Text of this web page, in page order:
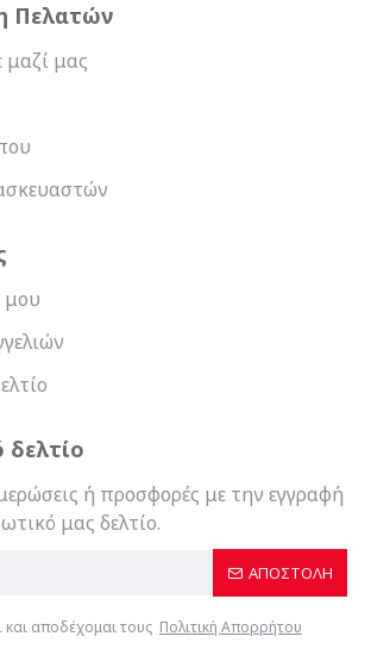
Πελατών
μαζί μας
μου
δελτίο
ή προσφορές με την εγγραφή
μας δελτίο.
ΑΠΟΣΤΟΛΉ
αποδέχομαι τους Πολιτική Απορρήτου